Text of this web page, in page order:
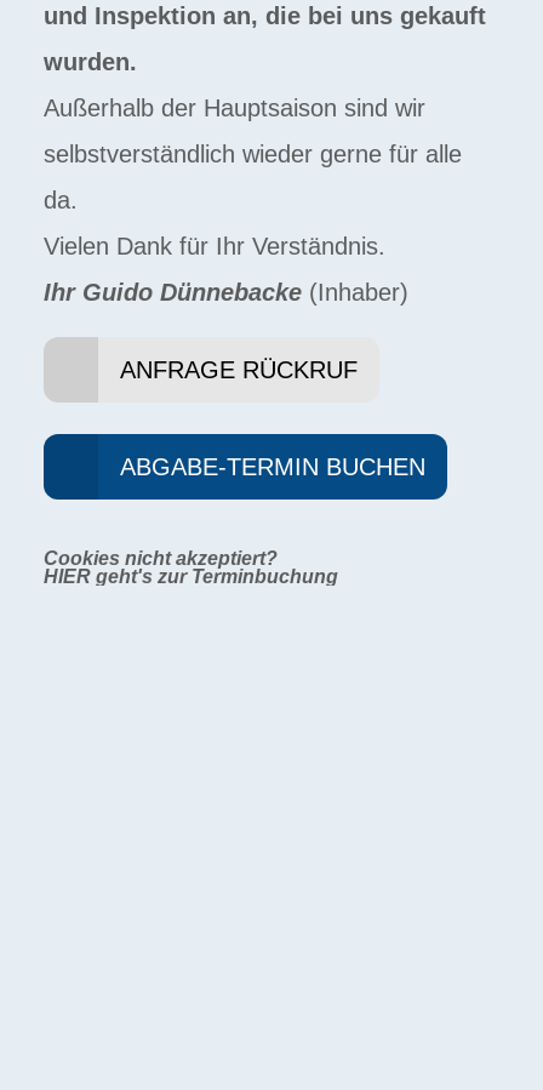
und Inspektion an, die bei uns gekauft
wurden.
Außerhalb der Hauptsaison sind wir
selbstverständlich wieder gerne für alle
da.
Vielen Dank für Ihr Verständnis.
Ihr Guido Dünnebacke (Inhaber)
ANFRAGE RÜCKRUF
ABGABE-TERMIN BUCHEN
Cookies nicht akzeptiert?
HIER geht's zur Terminbuchung